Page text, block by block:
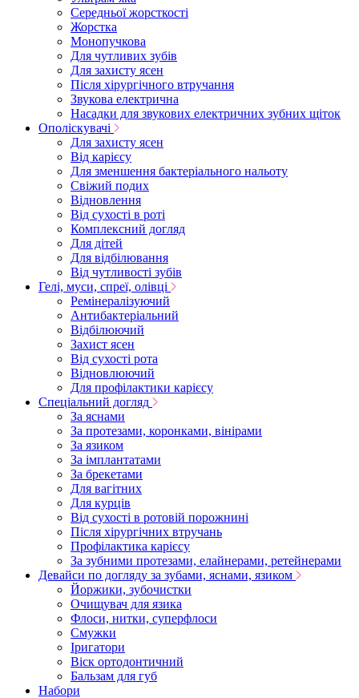
Середньої жорсткості
Жорстка
Монопучкова
Для чутливих зубів
Для захисту ясен
Після хірургічного втручання
Звукова електрична
Насадки для звукових електричних зубних щіток
Ополіскувачі
Для захисту ясен
Від карієсу
Для зменшення бактеріального нальоту
Свіжий подих
Відновлення
Від сухості в роті
Комплексний догляд
Для дітей
Для відбілювання
Від чутливості зубів
Гелі, муси, спреї, олівці
Ремінералізуючий
Антибактеріальний
Відбілюючий
Захист ясен
Від сухості рота
Відновлюючий
Для профілактики карієсу
Спеціальний догляд
За яснами
За протезами, коронками, вінірами
За язиком
За імплантатами
За брекетами
Для вагітних
Для курців
Від сухості в ротовій порожнині
Після хірургічних втручань
Профілактика карієсу
За зубними протезами, елайнерами, ретейнерами
Девайси по догляду за зубами, яснами, язиком
Йоржики, зубочистки
Очищувач для язика
Флоси, нитки, суперфлоси
Смужки
Іригатори
Віск ортодонтичний
Бальзам для губ
Набори